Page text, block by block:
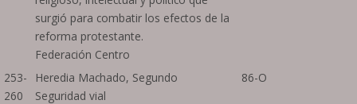
surgió para combatir los efectos de la
reforma protestante.
Federación Centro
253-
260
Heredia Machado, Segundo
Seguridad vial
86-O